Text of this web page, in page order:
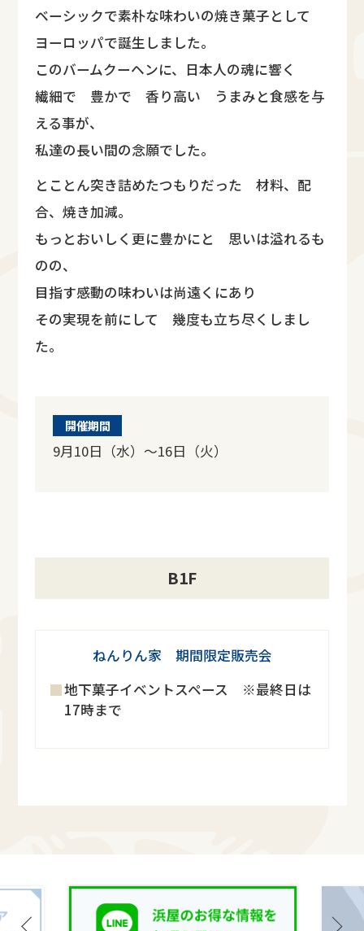
ベーシックで素朴な味わいの焼き菓子として
ヨーロッパで誕生しました。
このバームクーヘンに、日本人の魂に響く
繊細で 豊かで 香り高い うまみと食感を与
える事が、
私達の長い間の念願でした。
とことん突き詰めたつもりだった 材料、配
合、焼き加減。
もっとおいしく更に豊かにと 思いは溢れるも
のの、
目指す感動の味わいは尚遠くにあり
その実現を前にして 幾度も立ち尽くしまし
た。
開催期間
9月10日（水）～16日（火）
B1F
ねんりん家 期間限定販売会
地下菓子イベントスペース ※最終日は
17時まで